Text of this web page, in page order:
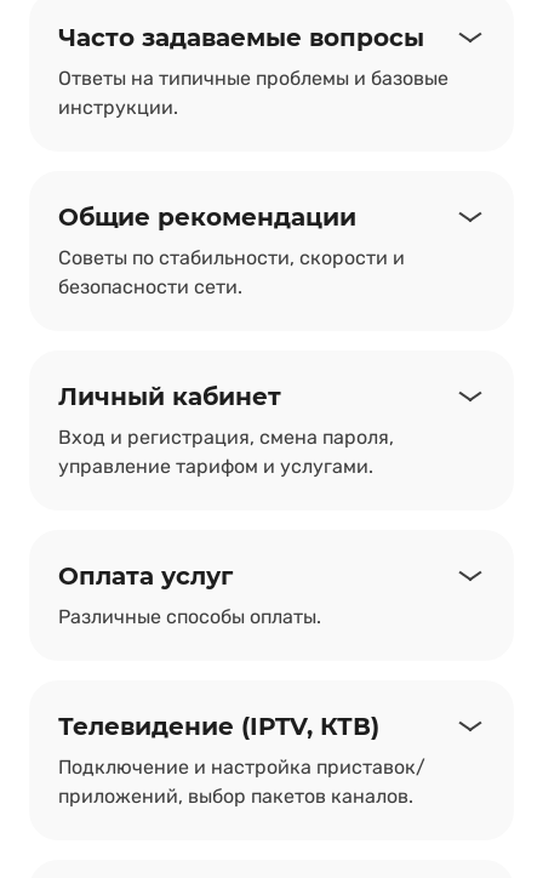
Часто задаваемые вопросы
Ответы на типичные проблемы и базовые
инструкции.
Общие рекомендации
Советы по стабильности, скорости и
безопасности сети.
Личный кабинет
Вход и регистрация, смена пароля,
управление тарифом и услугами.
Оплата услуг
Различные способы оплаты.
Телевидение (IPTV, КТВ)
Подключение и настройка приставок/
приложений, выбор пакетов каналов.